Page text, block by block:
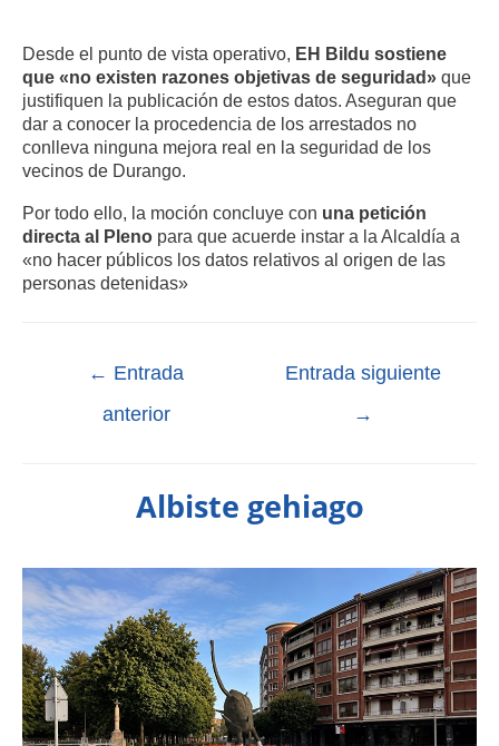
Desde el punto de vista operativo, EH Bildu sostiene
que «no existen razones objetivas de seguridad» que
justifiquen la publicación de estos datos. Aseguran que
dar a conocer la procedencia de los arrestados no
conlleva ninguna mejora real en la seguridad de los
vecinos de Durango.
Por todo ello, la moción concluye con una petición
directa al Pleno para que acuerde instar a la Alcaldía a
«no hacer públicos los datos relativos al origen de las
personas detenidas»
← Entrada
anterior
Entrada siguiente
→
Albiste gehiago